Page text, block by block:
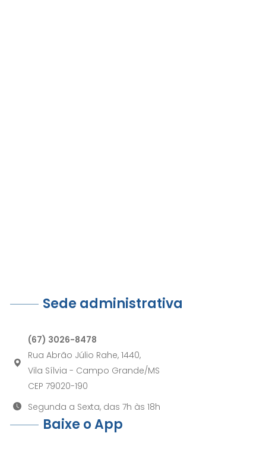
Sede administrativa
(67) 3026-8478
Rua Abrão Júlio Rahe, 1440,
Vila Sílvia - Campo Grande/MS
CEP 79020-190
Segunda a Sexta, das 7h às 18h
Baixe o App